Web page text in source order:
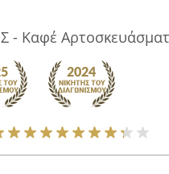
- Καφέ